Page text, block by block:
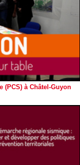
(PCS) à Châtel-Guyon